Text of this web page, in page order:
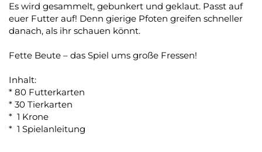
Es wird gesammelt, gebunkert und geklaut. Passt auf
euer Futter auf! Denn gierige Pfoten greifen schneller
danach, als ihr schauen könnt.
Fette Beute – das Spiel ums große Fressen!
Inhalt:
* 80 Futterkarten
* 30 Tierkarten
* 1 Krone
* 1 Spielanleitung